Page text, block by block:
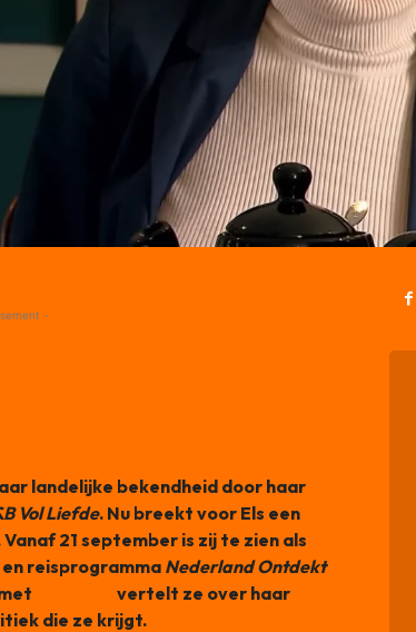
-
landelijke bekendheid door haar
Vol Liefde. Nu breekt voor Els een
21 september is zij te zien als
reisprogrammaNederland Ontdekt
vertelt ze over haar
die ze krijgt.